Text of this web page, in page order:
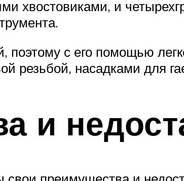
хвостовиками, и
поэтому с его помощью
резьбой, насадками для
и